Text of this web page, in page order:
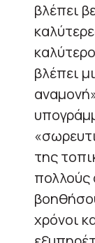
βλέπει
βλέπει
της
πολλούς
χρόνοι